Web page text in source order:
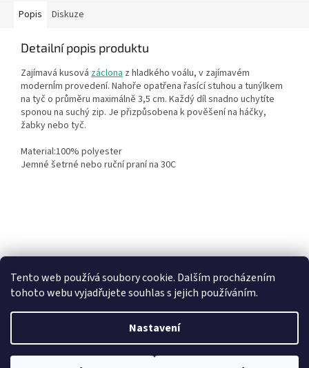
Tento web používá soubory cookie. Dalším procházením
tohoto webu vyjadřujete souhlas s jejich používáním.
Nastavení
Popis Diskuze
Detailní popis produktu
Zajímavá kusová záclona z hladkého voálu, v zajímavém
modernÍm provedení. Nahoře opatřena řasící stuhou a tunýlkem
na tyč o průměru maximálně 3,5 cm. Každý díl snadno uchytíte
sponou na suchý zip. Je přizpůsobena k pověšení na háčky,
žabky nebo tyč.
Material:100% polyester
Jemné šetrné nebo ruční praní na 30C
á
Vytvořil Shoptet